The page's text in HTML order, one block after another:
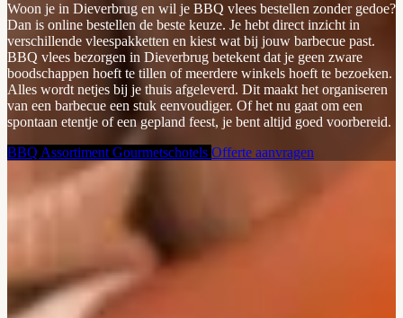
Woon je in Dieverbrug en wil je BBQ vlees bestellen zonder gedoe?
Dan is online bestellen de beste keuze. Je hebt direct inzicht in
verschillende vleespakketten en kiest wat bij jouw barbecue past.
BBQ vlees bezorgen in Dieverbrug betekent dat je geen zware
boodschappen hoeft te tillen of meerdere winkels hoeft te bezoeken.
Alles wordt netjes bij je thuis afgeleverd. Dit maakt het organiseren
van een barbecue een stuk eenvoudiger. Of het nu gaat om een
spontaan etentje of een gepland feest, je bent altijd goed voorbereid.
BBQ Assortiment Gourmetschotels Offerte aanvragen